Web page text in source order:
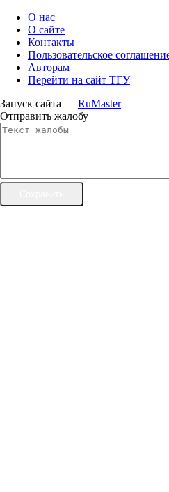
О нас
О сайте
Контакты
Пользовательское
Авторам
Перейти на сайт ТГУ
Запуск сайта — RuMaster
Отправить жалобу